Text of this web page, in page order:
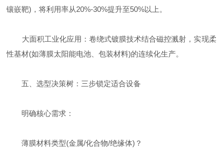
镶嵌靶)，将利用率从20%-30%提升至50%以上。
大面积工业化应用：卷绕式镀膜技术结合磁控溅射，实现柔
性基材(如薄膜太阳能电池、包装材料)的连续化生产。
五、选型决策树：三步锁定适合设备
明确核心需求：
薄膜材料类型(金属/化合物/绝缘体)？